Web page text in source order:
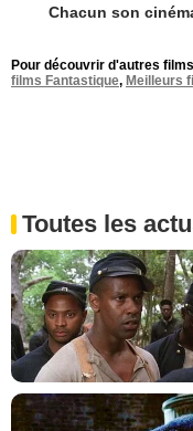
Chacun son
Pour découvrir d'autres
films Fantastique, Meilleurs
Toutes les